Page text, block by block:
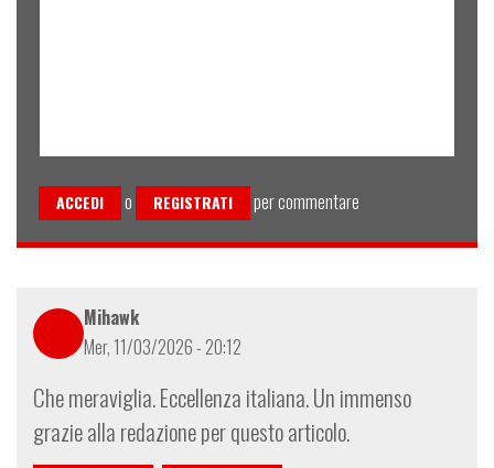
ACCEDI o REGISTRATI per commentare
Mihawk
Mer, 11/03/2026 - 20:12
Che meraviglia. Eccellenza italiana. Un immenso
grazie alla redazione per questo articolo.